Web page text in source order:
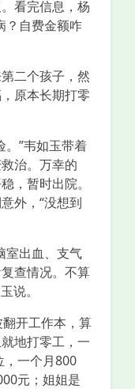
看完信息，杨
？自费金额咋
二个孩子，然
原本长期打零
”韦如玉带着
治。万幸的
，暂时出院。
外，“没想到
出血、支气
查情况。不算
说。
开工作本，算
地打零工，一
，一个月800
元；姐姐是